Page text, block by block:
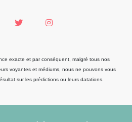
exacte et par conséquent, malgré tous nos
voyantes et médiums, nous ne pouvons vous
sur les prédictions ou leurs datations.